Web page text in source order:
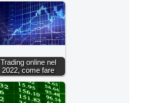
Trading online nel
2022, come fare